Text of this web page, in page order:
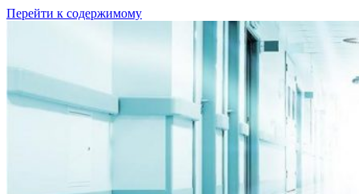
Перейти к содержимому